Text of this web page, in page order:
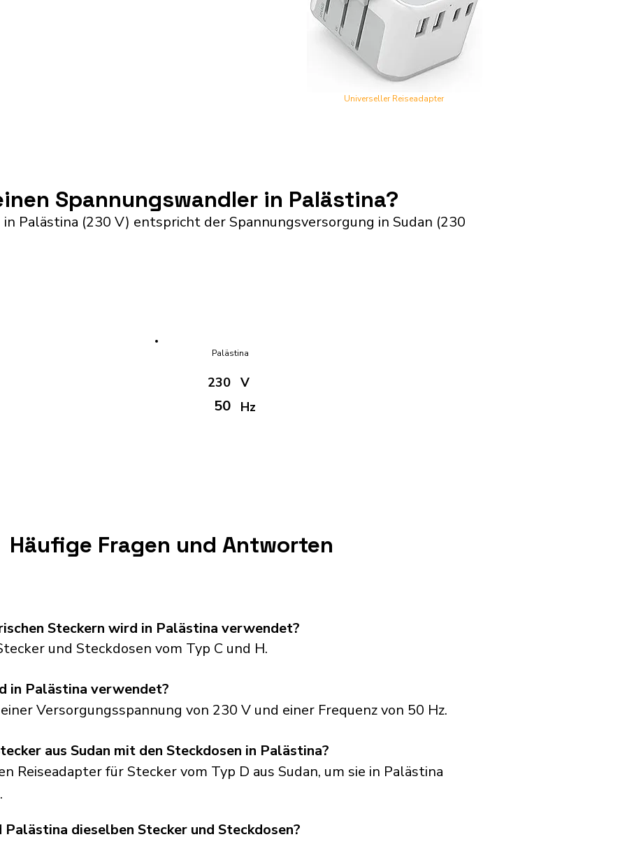
Universeller Reiseadapter
Spannungswandler in Palästina?
Palästina (230 V) entspricht der Spannungsversorgung in Sudan (230
Palästina
230
50
V
Hz
Häufige Fragen und Antworten
Steckern wird in Palästina verwendet?
und Steckdosen vom Typ C und H.
in Palästina verwendet?
Versorgungsspannung von 230 V und einer Frequenz von 50 Hz.
aus Sudan mit den Steckdosen in Palästina?
Reiseadapter für Stecker vom Typ D aus Sudan, um sie in Palästina
Palästina dieselben Stecker und Steckdosen?